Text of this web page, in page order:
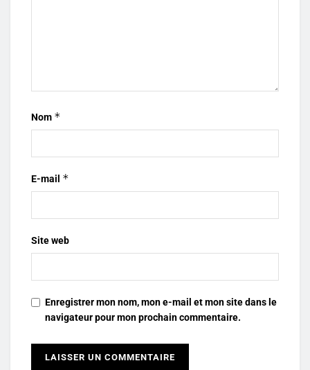
Nom *
E-mail *
Site web
Enregistrer mon nom, mon e-mail et mon site dans le
navigateur pour mon prochain commentaire.